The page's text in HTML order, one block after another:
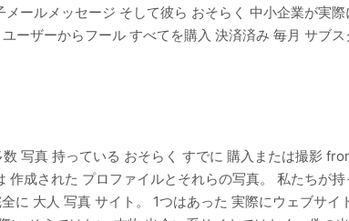
ールメッセージ そして彼ら おそらく 中小企業が実際
ーザーからフール すべてを購入 決済済み 毎月 サブス
写真 持っている おそらく すでに 購入または撮影
成された プロファイルとそれらの写真。 私たちが持
大人 写真 サイト。 1つはあった 実際にウェブサイ